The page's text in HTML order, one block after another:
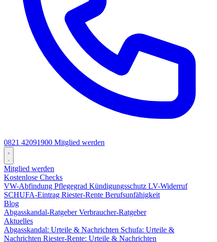
0821 42091900 Mitglied werden
Mitglied werden
Kostenlose Checks
VW-Abfindung Pflegegrad Kündigungsschutz LV-Widerruf
SCHUFA-Eintrag Riester-Rente Berufsunfähigkeit
Blog
Abgasskandal-RatgeberVerbraucher-Ratgeber
Aktuelles
Abgasskandal: Urteile & Nachrichten Schufa: Urteile &
Nachrichten Riester-Rente: Urteile & Nachrichten